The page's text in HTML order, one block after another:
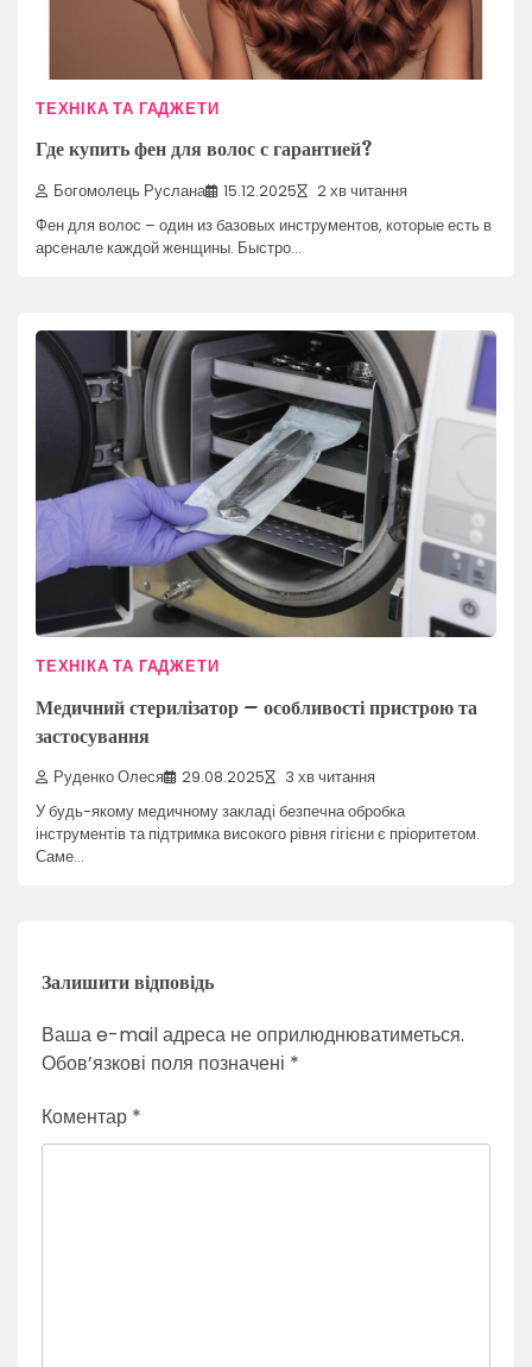
ТЕХНІКА ТА ГАДЖЕТИ
Где купить фен для волос с гарантией?
Богомолець Руслана 15.12.2025 2 хв читання
Фен для волос – один из базовых инструментов, которые есть в
арсенале каждой женщины. Быстро…
ТЕХНІКА ТА ГАДЖЕТИ
Медичний стерилізатор – особливості пристрою та
застосування
Руденко Олеся 29.08.2025 3 хв читання
У будь-якому медичному закладі безпечна обробка
інструментів та підтримка високого рівня гігієни є пріоритетом.
Саме…
Залишити відповідь
Ваша e-mail адреса не оприлюднюватиметься.
Обов’язкові поля позначені *
Коментар *